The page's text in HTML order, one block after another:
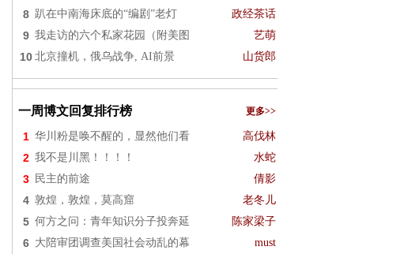
8 趴在中南海床底的“编剧”老灯 政经茶话
9 我走访的六个私家花园（附美图 艺萌
10 北京撞机，俄乌战争, AI前景 山货郎
一周博文回复排行榜 更多>>
1 华川粉是唤不醒的，显然他们看 高伐林
2 我不是川黑！！！！ 水蛇
3 民主的前途 倩影
4 敦煌，敦煌，莫高窟 老冬儿
5 何方之问：青年知识分子投奔延 陈家梁子
6 大陪审团调查美国社会动乱的幕 must